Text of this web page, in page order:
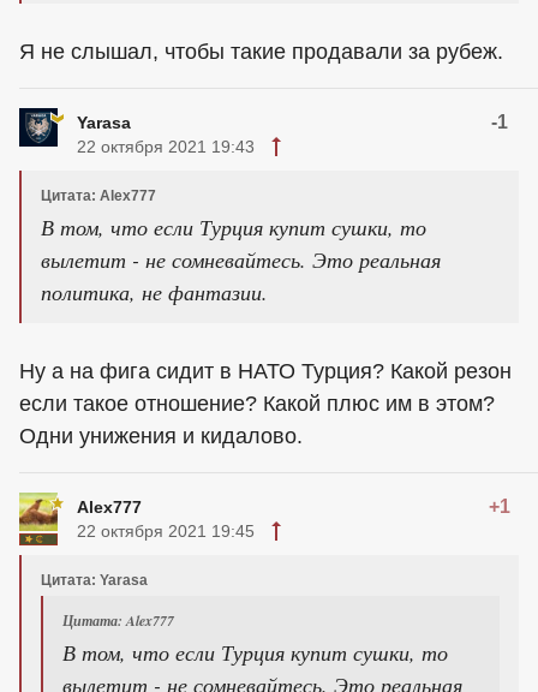
Я не слышал, чтобы такие продавали за рубеж.
Yarasa -1
22 октября 2021 19:43
Цитата: Alex777
В том, что если Турция купит сушки, то
вылетит - не сомневайтесь. Это реальная
политика, не фантазии.
Ну а на фига сидит в НАТО Турция? Какой резон
если такое отношение? Какой плюс им в этом?
Одни унижения и кидалово.
Alex777 +1
22 октября 2021 19:45
Цитата: Yarasa
Цитата: Alex777
В том, что если Турция купит сушки, то
вылетит - не сомневайтесь. Это реальная